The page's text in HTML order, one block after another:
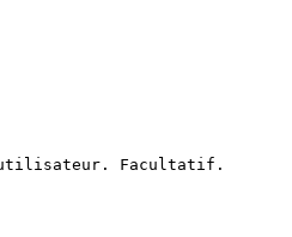
Facultatif.